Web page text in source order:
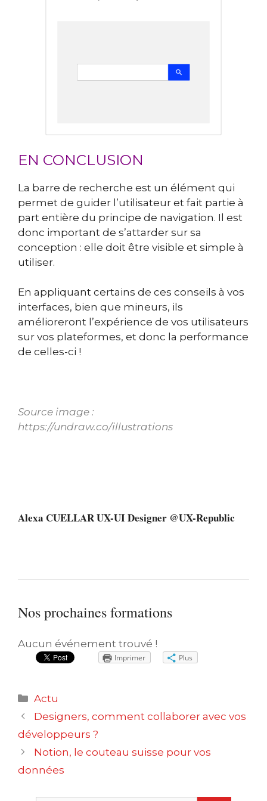
EN CONCLUSION
La barre de recherche est un élément qui
permet de guider l’utilisateur et fait partie à
part entière du principe de navigation. Il est
donc important de s’attarder sur sa
conception : elle doit être visible et simple à
utiliser.
En appliquant certains de ces conseils à vos
interfaces, bien que mineurs, ils
amélioreront l’expérience de vos utilisateurs
sur vos plateformes, et donc la performance
de celles-ci !
Source image :
https://undraw.co/illustrations
Alexa CUELLAR UX-UI Designer @UX-Republic
Nos prochaines formations
Aucun événement trouvé !
Imprimer Plus
Catégories
Actu
Navigation
des
articles
Designers, comment collaborer avec vos
développeurs ?
Notion, le couteau suisse pour vos
données